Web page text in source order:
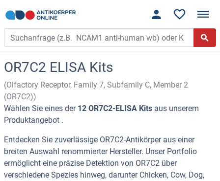
OR7C2 ELISA Kits
(Olfactory Receptor, Family 7, Subfamily C, Member 2
(OR7C2))
Wählen Sie eines der 12 OR7C2-ELISA Kits aus unserem
Produktangebot .
Entdecken Sie zuverlässige OR7C2-Antikörper aus einer
breiten Auswahl renommierter Hersteller. Unser Portfolio
ermöglicht eine präzise Detektion von OR7C2 über
verschiedene Spezies hinweg, darunter Chicken, Cow, Dog,